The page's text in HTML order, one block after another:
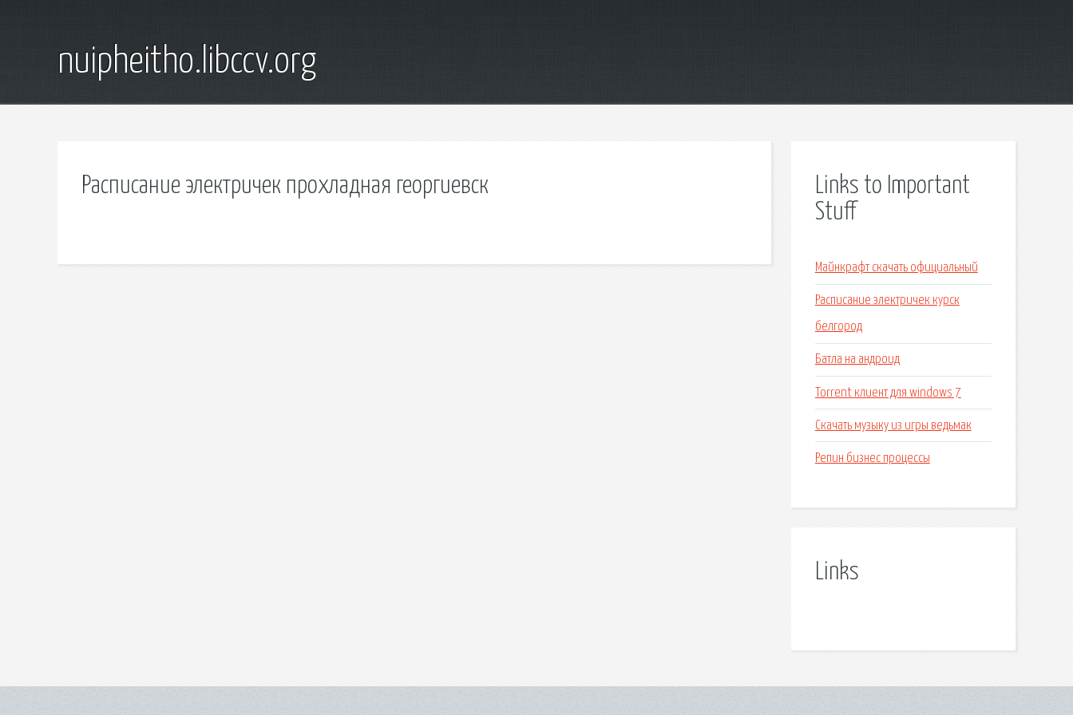
nuipheitho.libccv.org
Расписание электричек прохладная георгиевск
Links to Important
Stuff
Майнкрафт скачать официальный
Расписание электричек курск
белгород
Батла на андроид
Torrent клиент для windows 7
Скачать музыку из игры ведьмак
Репин бизнес процессы
Links